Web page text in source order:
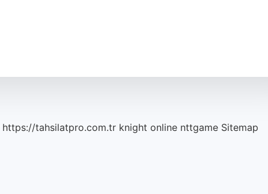
https://tahsilatpro.com.tr knight online nttgame Sitemap